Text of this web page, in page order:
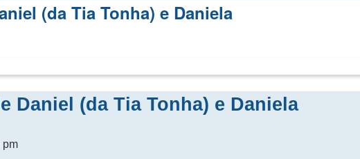
(da Tia Tonha) e Daniela
Daniel (da Tia Tonha) e Daniela
pm